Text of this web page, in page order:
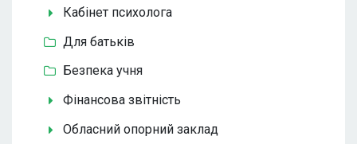
Кабінет психолога
Для батьків
Безпека учня
Фінансова звітність
Обласний опорний заклад